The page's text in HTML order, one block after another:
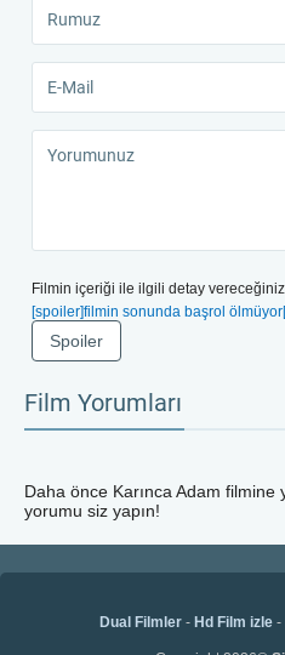
Filmin içeriği ile ilgili detay vereceğiniz
[spoiler]filmin sonunda başrol
Spoiler
Film Yorumları
Daha önce Karınca Adam filmine
yorumu siz yapın!
Dual Filmler- Hd Film izle-